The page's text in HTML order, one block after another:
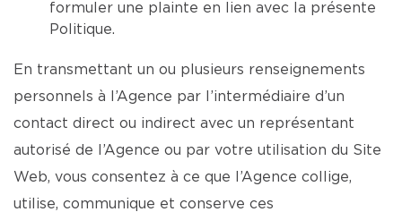
formuler une plainte en lien avec la présente
Politique.
En transmettant un ou plusieurs renseignements
personnels à l’Agence par l’intermédiaire d’un
contact direct ou indirect avec un représentant
autorisé de l’Agence ou par votre utilisation du Site
Web, vous consentez à ce que l’Agence collige,
utilise, communique et conserve ces